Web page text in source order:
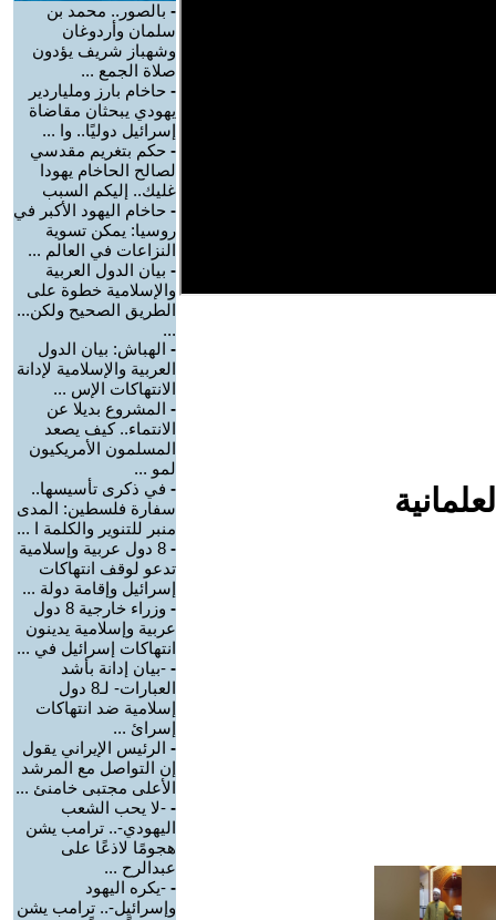
- بالصور.. محمد بن
سلمان وأردوغان
وشهباز شريف يؤدون
صلاة الجمع ...
- حاخام بارز وملياردير
يهودي يبحثان مقاضاة
إسرائيل دوليًا.. وا ...
- حكم بتغريم مقدسي
لصالح الحاخام يهودا
غليك.. إليكم السبب
- حاخام اليهود الأكبر في
روسيا: يمكن تسوية
النزاعات في العالم ...
- بيان الدول العربية
والإسلامية خطوة على
الطريق الصحيح ولكن...
...
- الهباش: بيان الدول
العربية والإسلامية لإدانة
الانتهاكات الإس ...
- المشروع بديلا عن
الانتماء.. كيف يصعد
المسلمون الأمريكيون
لمو ...
- في ذكرى تأسيسها..
سفارة فلسطين: المدى
منبر للتنوير والكلمة ا ...
-
8 دول عربية وإسلامية
تدعو لوقف انتهاكات
إسرائيل وإقامة دولة ...
-
وزراء خارجية 8 دول
عربية وإسلامية يدينون
انتهاكات إسرائيل في ...
- -بيان إدانة بأشد
العبارات- لـ8 دول
إسلامية ضد انتهاكات
إسرائ ...
- الرئيس الإيراني يقول
إن التواصل مع المرشد
الأعلى مجتبى خامنئ ...
- -لا يحب الشعب
اليهودي-.. ترامب يشن
هجومًا لاذعًا على
عبدالرح ...
- -يكره اليهود
وإسرائيل-.. ترامب يشن